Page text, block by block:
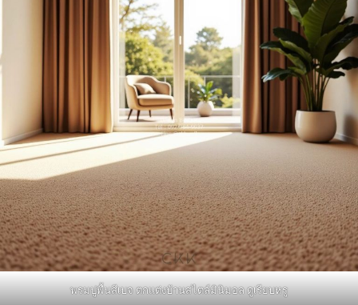
พรมปูพื้นสีเบจ ตกแต่งบ้านสไตล์มินิมอล ดูเรียบหรู